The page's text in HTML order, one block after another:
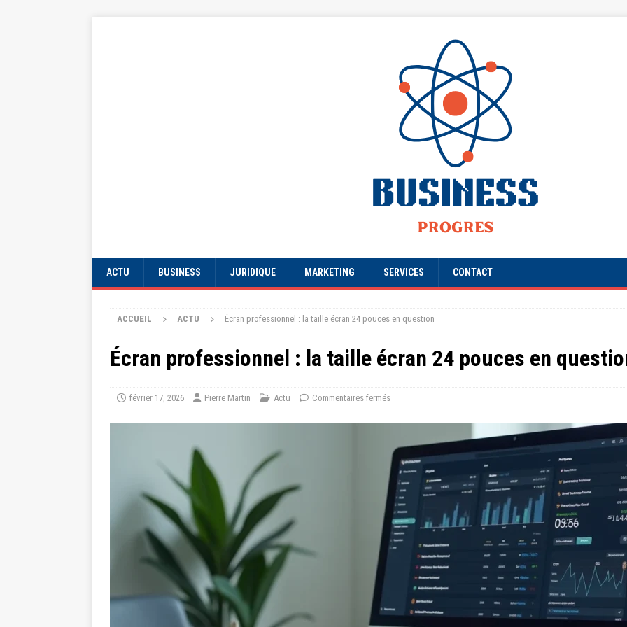
ACTU BUSINESS JURIDIQUE MARKETING SERVICES CONTACT
ACCUEIL ACTU Écran professionnel : la taille écran 24 pouces en question
Écran professionnel : la taille écran 24 pouces en
février 17, 2026 Pierre Martin Actu Commentaires fermés